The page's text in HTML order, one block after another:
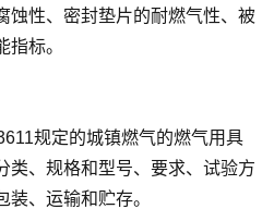
蚀性、密封垫片的耐燃气性、被
标。
规定的城镇燃气的燃气用具
类、规格和型号、要求、试验方
、运输和贮存。